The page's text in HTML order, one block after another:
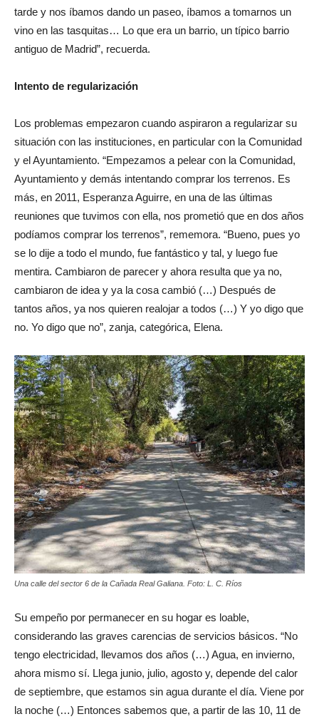
tarde y nos íbamos dando un paseo, íbamos a tomarnos un
vino en las tasquitas… Lo que era un barrio, un típico barrio
antiguo de Madrid”, recuerda.
Intento de regularización
Los problemas empezaron cuando aspiraron a regularizar su
situación con las instituciones, en particular con la Comunidad
y el Ayuntamiento. “Empezamos a pelear con la Comunidad,
Ayuntamiento y demás intentando comprar los terrenos. Es
más, en 2011, Esperanza Aguirre, en una de las últimas
reuniones que tuvimos con ella, nos prometió que en dos años
podíamos comprar los terrenos”, rememora. “Bueno, pues yo
se lo dije a todo el mundo, fue fantástico y tal, y luego fue
mentira. Cambiaron de parecer y ahora resulta que ya no,
cambiaron de idea y ya la cosa cambió (…) Después de
tantos años, ya nos quieren realojar a todos (…) Y yo digo que
no. Yo digo que no”, zanja, categórica, Elena.
Una calle del sector 6 de la Cañada Real Galiana. Foto: L. C. Ríos
Su empeño por permanecer en su hogar es loable,
considerando las graves carencias de servicios básicos. “No
tengo electricidad, llevamos dos años (…) Agua, en invierno,
ahora mismo sí. Llega junio, julio, agosto y, depende del calor
de septiembre, que estamos sin agua durante el día. Viene por
la noche (…) Entonces sabemos que, a partir de las 10, 11 de